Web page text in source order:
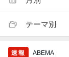
テーマ別
速報 ABEMA